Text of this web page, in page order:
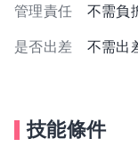
管理責任 不需負
是否出差 不需出
技能條件